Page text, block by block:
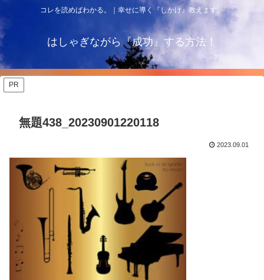
コレを読めばわかる。｜幸せに導く『しかけ』教えます。
はしゃぎながら『成功』する方法！
PR
無題438_20230901220118
2023.09.01